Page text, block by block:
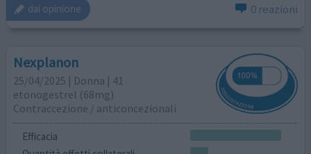
dai opinione 0 reazioni
Nexplanon
25/04/2025 | Donna | 41
etonogestrel (68mg)
Contraccezione / anticoncezionali
Efficacia